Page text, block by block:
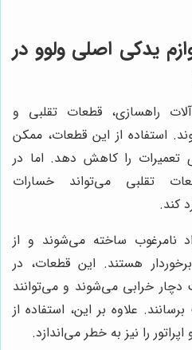
یدکی اصلی ولوو در
راهسازی، قطعات تقلبی و
استفاده از این قطعات، ممکن
تعمیرات را کاهش دهد. اما در
تقلبی می‌تواند خسارات
کند.
نامرغوب ساخته می‌شوند و از
هستند. این قطعات، در
خرابی می‌شوند و می‌توانند
علاوه بر این، استفاده از
را نیز به خطر می‌اندازد.